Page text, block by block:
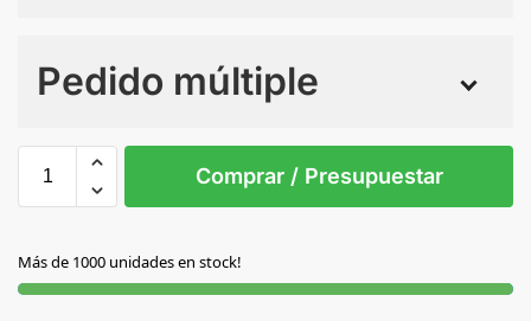
Pedido múltiple
S/T
Comprar / Presupuestar
Más de 1000 unidades en stock!